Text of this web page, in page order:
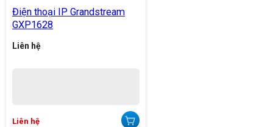
Điện thoại IP Grandstream
GXP1628
Liên hệ
Liên hệ